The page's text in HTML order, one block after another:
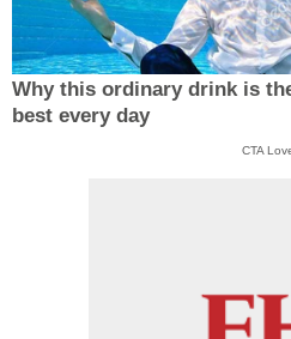
Why this ordinary drink is
best every day
CTA